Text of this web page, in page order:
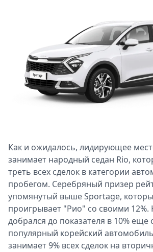
Как и ожидалось, лидирующее
занимает народный седан Rio,
треть всех сделок в категории
пробегом. Серебряный призер
упомянутый выше Sportage,
проигрывает "Рио" со своими
добрался до показателя в 10% еще
популярный корейский
занимает 9% всех сделок на